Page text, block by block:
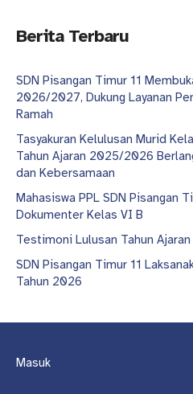
Berita Terbaru
SDN Pisangan Timur 11
2026/2027, Dukung Layanan
Ramah
Tasyakuran Kelulusan Murid
Tahun Ajaran 2025/2026
dan Kebersamaan
Mahasiswa PPL SDN Pisangan
Dokumenter Kelas VI B
Testimoni Lulusan Tahun
SDN Pisangan Timur 11
Tahun 2026
Masuk